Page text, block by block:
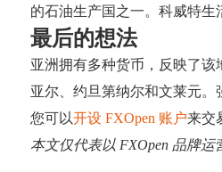
的石油生产国之一。科威特生
最后的想法
亚洲拥有多种货币，反映了
亚尔、约旦第纳尔和文莱元。
您可以开设 FXOpen 账户来交
本文仅代表以 FXOpen 品牌